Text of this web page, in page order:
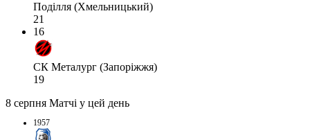
Поділля (Хмельницький)
21
16
СК Металург (Запоріжжя)
19
8 серпня Матчі у цей день
1957